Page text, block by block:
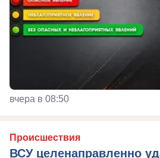
вчера в 08:50
Происшествия
ВСУ целенаправленно